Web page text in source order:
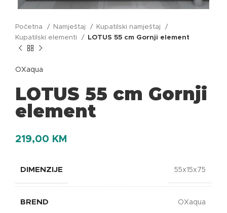
Početna Namještaj
Kupatilski namještaj
Kupatilski elementi
LOTUS 55 cm Gornji element
OXaqua
LOTUS 55 cm Gornji
element
219,00 KM
DIMENZIJE 55x15x75
BREND OXaqua